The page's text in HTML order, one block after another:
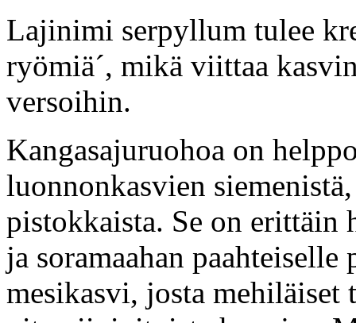
Lajinimi serpyllum tulee
ryömiä´, mikä viittaa
versoihin.
Kangasajuruohoa on
luonnonkasvien
pistokkaista. Se on erittäin
ja soramaahan
mesikasvi, josta